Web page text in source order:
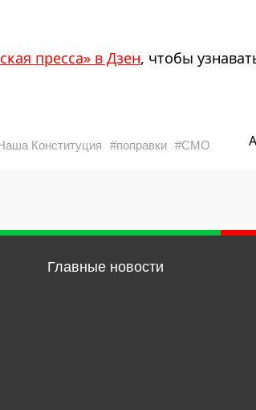
пресса» в Дзен, чтобы
Конституция #поправки #СМО
Главные новости